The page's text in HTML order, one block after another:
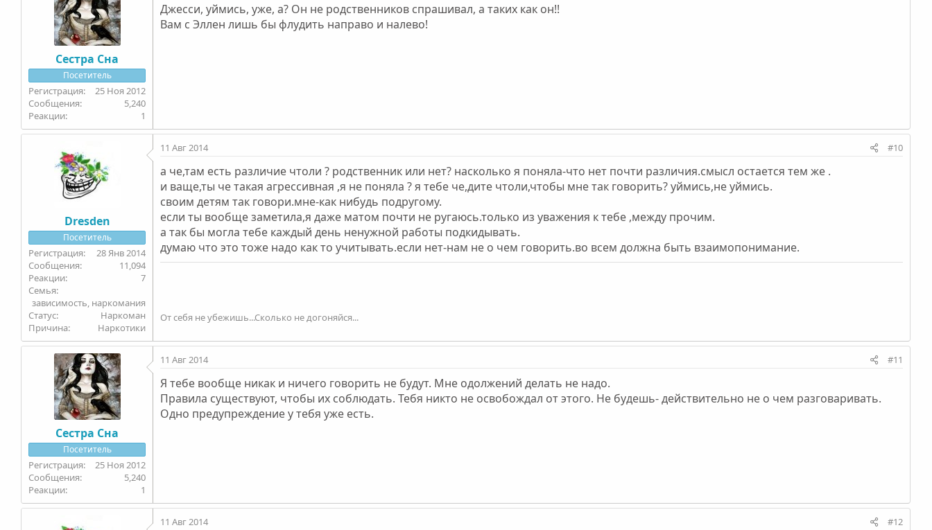
Сестра Сна
Посетитель
25 Ноя 2012
5,240
1
Джесси, уймись, уже, а? Он не родственников спрашивал, а таких как он!!
Вам с Эллен лишь бы флудить направо и налево!
Dresden
Посетитель
28 Янв 2014
11,094
7
Семья
зависимость, наркомания
Статус
Наркоман
Причина
Наркотики
11 Авг 2014 #10
а че,там есть различие чтоли ? родственник или нет? насколько я поняла-что нет почти различия.смысл остается тем же .
и ваще,ты че такая агрессивная ,я не поняла ? я тебе че,дите чтоли,чтобы мне так говорить? уймись,не уймись.
своим детям так говори.мне-как нибудь подругому.
если ты вообще заметила,я даже матом почти не ругаюсь.только из уважения к тебе ,между прочим.
а так бы могла тебе каждый день ненужной работы подкидывать.
думаю что это тоже надо как то учитывать.если нет-нам не о чем говорить.во всем должна быть взаимопонимание.
От себя не убежишь...Сколько не догоняйся...
Сестра Сна
Посетитель
25 Ноя 2012
5,240
1
11 Авг 2014 #11
Я тебе вообще никак и ничего говорить не будут. Мне одолжений делать не надо.
Правила существуют, чтобы их соблюдать. Тебя никто не освобождал от этого. Не будешь- действительно не о чем разговаривать.
Одно предупреждение у тебя уже есть.
11 Авг 2014 #12